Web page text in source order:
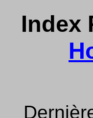
Index